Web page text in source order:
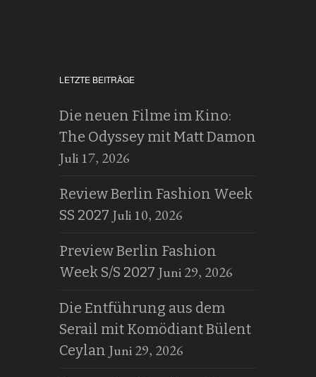
LETZTE BEITRÄGE
Die neuen Filme im Kino:
The Odyssey mit Matt Damon
Juli 17, 2026
Review Berlin Fashion Week
SS 2027 Juli 10, 2026
Preview Berlin Fashion
Week S/S 2027 Juni 29, 2026
Die Entführung aus dem
Serail mit Komödiant Bülent
Ceylan Juni 29, 2026